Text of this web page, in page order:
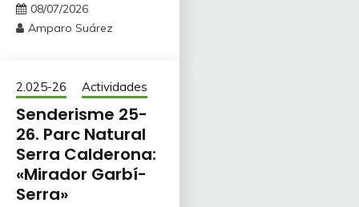
08/07/2026
Amparo Suárez
2.025-26 Actividades
Senderisme 25-
26. Parc Natural
Serra Calderona:
«Mirador Garbí-
Serra»